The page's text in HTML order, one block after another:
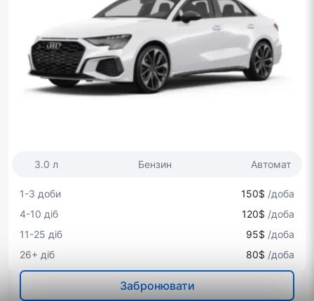
3.0 л Бензин Автомат
1-3 доби 150$ /доба
4-10 діб
120$ /доба
11-25 діб
95$ /доба
26+ діб
80$ /доба
Забронювати